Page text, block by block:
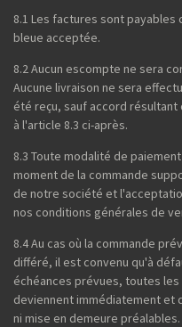
8.1 Les factures sont
bleue acceptée.
8.2 Aucun escompte ne sera
Aucune livraison ne sera
été reçu, sauf accord
à l'article 8.3 ci-après.
8.3 Toute modalité de
moment de la commande
de notre société et
nos conditions générales de
8.4 Au cas où la commande
différé, il est convenu qu'à
échéances prévues, toutes
deviennent immédiatement et
ni mise en demeure préalables.